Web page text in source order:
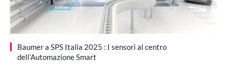
Baumer a SPS Italia 2025 : I sensori al centro
dell’Automazione Smart